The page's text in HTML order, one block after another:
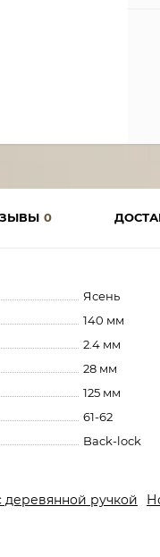
0
Ясень
140 мм
2.4 мм
28 мм
125 мм
61-62
Back-lock
ручкой